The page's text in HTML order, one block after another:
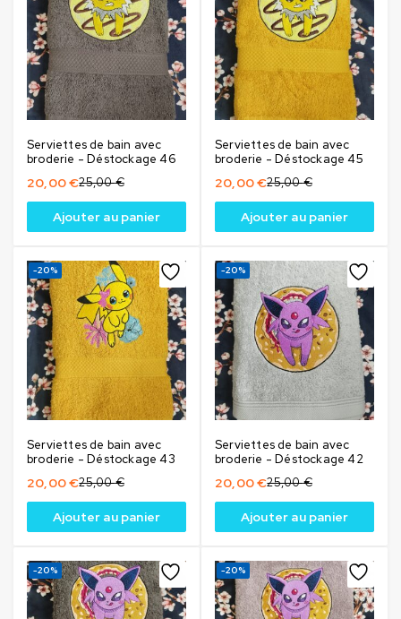
Serviettes de bain avec
broderie - Déstockage 46
25,00€
20,00€
Ajouter au panier
Serviettes de bain avec
broderie - Déstockage 45
25,00€
20,00€
Ajouter au panier
-20%
Serviettes de bain avec
broderie - Déstockage 43
25,00€
20,00€
Ajouter au panier
-20%
Serviettes de bain avec
broderie - Déstockage 42
25,00€
20,00€
Ajouter au panier
-20% -20%